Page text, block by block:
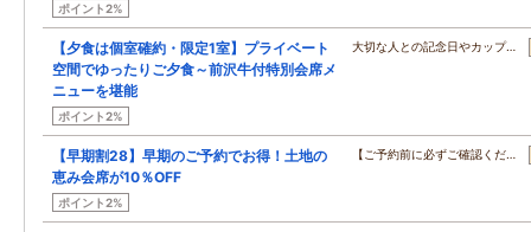
ポイント2%
【夕食は個室確約・限定1室】プライベート
空間でゆったりご夕食～前沢牛付特別会席メ
ニューを堪能
ポイント2%
大切な人との記念日やカップ…
【早期割28】早期のご予約でお得！土地の
恵み会席が10％OFF
ポイント2%
【ご予約前に必ずご確認くだ…